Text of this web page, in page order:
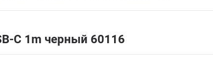
C 1m черный 60116